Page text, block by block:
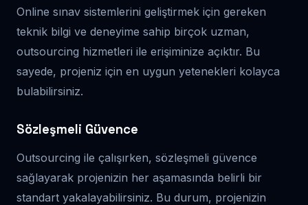
Online sınav sistemlerini geliştirmek için gereken
teknik bilgi ve deneyime sahip birçok uzman,
outsourcing hizmetleri ile erişiminize açıktır. Bu
sayede, projeniz için en uygun yetenekleri kolayca
bulabilirsiniz.
Sözleşmeli Güvence
Outsourcing ile çalışırken, sözleşmeli güvence
sağlayarak projenizin her aşamasında belirli bir
standart yakalayabilirsiniz. Bu durum, projenizin